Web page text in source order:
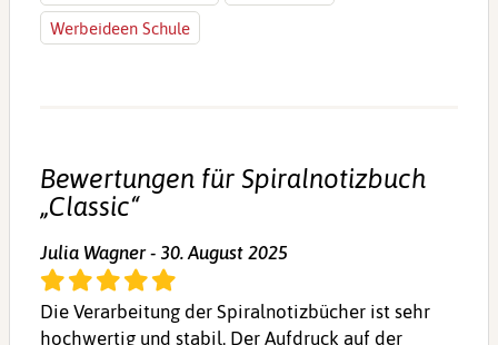
Werbeideen Schule
Bewertungen für Spiralnotizbuch
„Classic“
Julia Wagner - 30. August 2025
Die Verarbeitung der Spiralnotizbücher ist sehr
hochwertig und stabil. Der Aufdruck auf der